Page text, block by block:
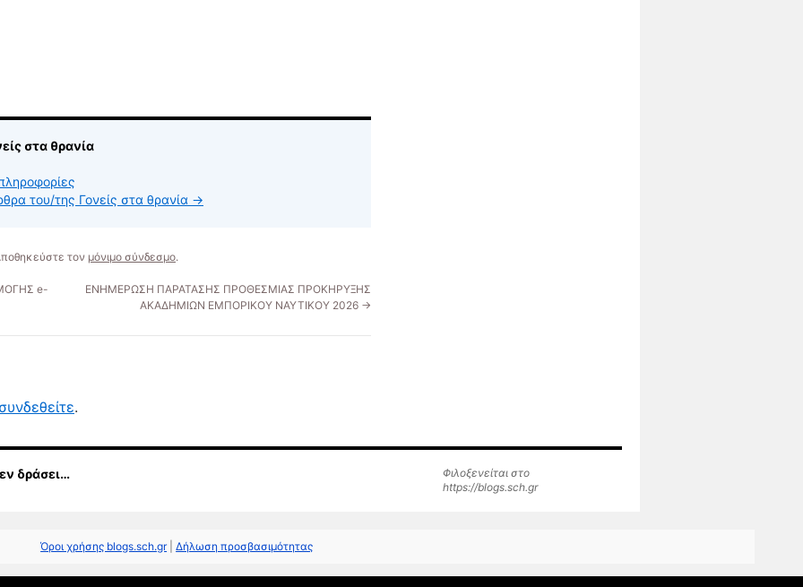
στα θρανία
του/της Γονείς στα θρανία →
τον μόνιμο σύνδεσμο.
e-
ΕΝΗΜΕΡΩΣΗ ΠΑΡΑΤΑΣΗΣ ΠΡΟΘΕΣΜΙΑΣ ΠΡΟΚΗΡΥΞΗΣ
ΑΚΑΔΗΜΙΩΝ ΕΜΠΟΡΙΚΟΥ ΝΑΥΤΙΚΟΥ 2026 →
συνδεθείτε.
δράσει…
Φιλοξενείται στο
https://blogs.sch.gr
Όροι χρήσης blogs.sch.gr|Δήλωση προσβασιμότητας